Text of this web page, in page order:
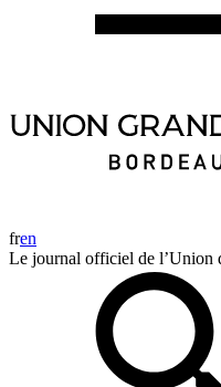
fren
Le journal officiel de l’Union